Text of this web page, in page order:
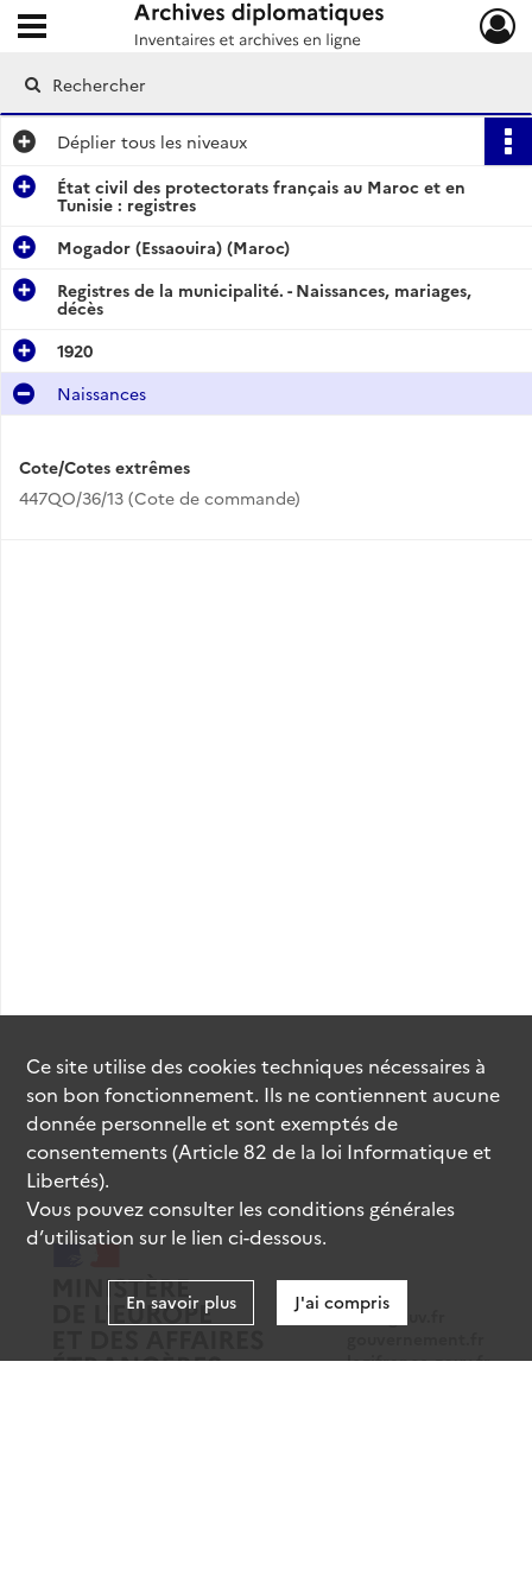
Archives diplomatiques
Ouvrir le menu déroulant
Déplier tous les niveaux
État civil des protectorats français au Maroc et en
Tunisie : registres
Mogador (Essaouira) (Maroc)
Registres de la municipalité. - Naissances, mariages,
décès
1920
Naissances
Cote/Cotes extrêmes
447QO/36/13 (Cote de commande)
data.gouv.fr
legifrance.gouv.fr
Ce site utilise descookiestechniques nécessaires à
son bon fonctionnement. Ils ne contiennent aucune
donnée personnelle et sont exemptés de
consentements (Article 82 de la loi Informatique et
Libertés).
Vous pouvez consulter les conditions générales
d’utilisation sur le lien ci-dessous.
En savoir plus J'ai compris